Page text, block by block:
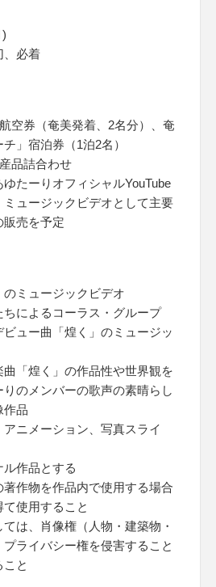
、必着
空券（奄美発着、2名分）、奄
」宿泊券（1泊2名）
品詰合わせ
たーりオフィシャルYouTube
ュージックビデオとして主要
販売を予定
ミュージックビデオ
によるコーラス・グループ
ビュー曲「煌く」のミュージッ
「煌く」の作品性や世界観を
のメンバーの歌声の素晴らし
作品
ニメーション、写真スライ
作品とする
作物を作品内で使用する場合
使用すること
は、肖像権（人物・建築物・
ライバシー権を侵害すること
と